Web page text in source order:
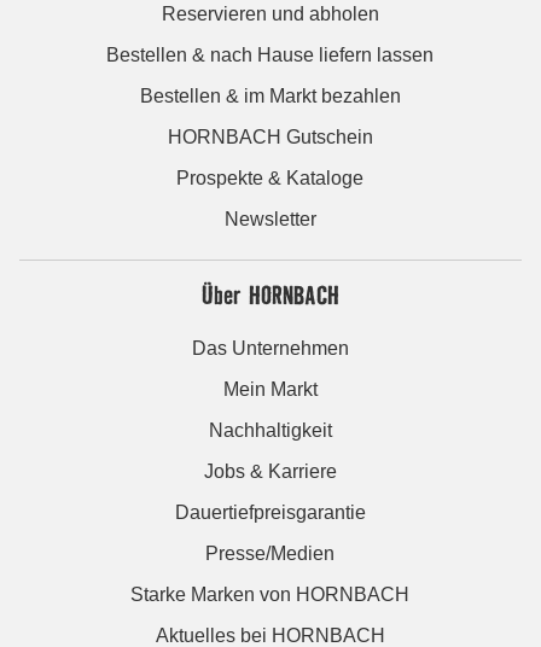
Reservieren und abholen
Bestellen & nach Hause liefern lassen
Bestellen & im Markt bezahlen
HORNBACH Gutschein
Prospekte & Kataloge
Newsletter
Über HORNBACH
Das Unternehmen
Mein Markt
Nachhaltigkeit
Jobs & Karriere
Dauertiefpreisgarantie
Presse/Medien
Starke Marken von HORNBACH
Aktuelles bei HORNBACH